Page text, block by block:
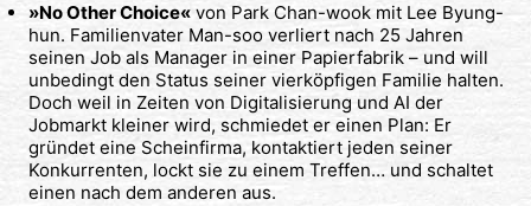
»No Other Choice«von Park Chan-wook mit Lee Byung-
hun. Familienvater Man-soo verliert nach 25 Jahren
seinen Job als Manager in einer Papierfabrik – und will
unbedingt den Status seiner vierköpfigen Familie halten.
Doch weil in Zeiten von Digitalisierung und AI der
Jobmarkt kleiner wird, schmiedet er einen Plan: Er
gründet eine Scheinfirma, kontaktiert jeden seiner
Konkurrenten, lockt sie zu einem Treffen… und schaltet
einen nach dem anderen aus.